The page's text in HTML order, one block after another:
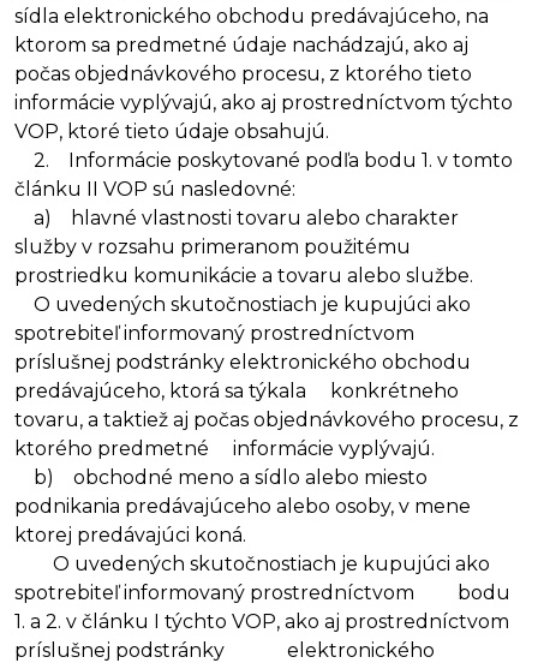
sídla elektronického obchodu predávajúceho, na
ktorom sa predmetné údaje nachádzajú, ako aj
počas objednávkového procesu, z ktorého tieto
informácie vyplývajú, ako aj prostredníctvom týchto
VOP, ktoré tieto údaje obsahujú.
2. Informácie poskytované podľa bodu 1. v tomto
článku II VOP sú nasledovné:
a) hlavné vlastnosti tovaru alebo charakter
služby v rozsahu primeranom použitému
prostriedku komunikácie a tovaru alebo službe.
O uvedených skutočnostiach je kupujúci ako
spotrebiteľ informovaný prostredníctvom
príslušnej podstránky elektronického obchodu
predávajúceho, ktorá sa týkala konkrétneho
tovaru, a taktiež aj počas objednávkového procesu, z
ktorého predmetné informácie vyplývajú.
b) obchodné meno a sídlo alebo miesto
podnikania predávajúceho alebo osoby, v mene
ktorej predávajúci koná.
O uvedených skutočnostiach je kupujúci ako
spotrebiteľ informovaný prostredníctvom bodu
1. a 2. v článku I týchto VOP, ako aj prostredníctvom
príslušnej podstránky elektronického